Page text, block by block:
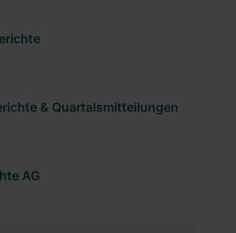
& Quartalsmitteilungen
AG